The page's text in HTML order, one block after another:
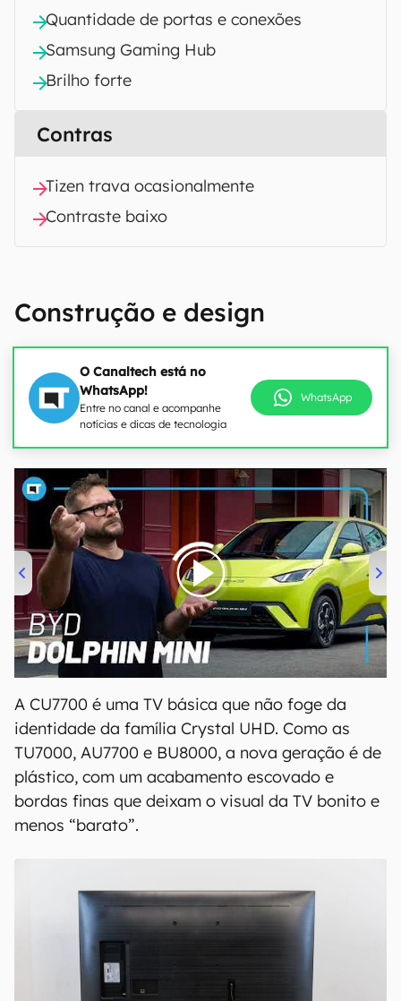
Quantidade de portas e conexões
Samsung Gaming Hub
Brilho forte
Contras
Tizen trava ocasionalmente
Contraste baixo
Construção e design
O Canaltech está no
WhatsApp!
Entre no canal e acompanhe
notícias e dicas de tecnologia
WhatsApp
00:00/04:07
A CU7700 é uma TV básica que não foge da
identidade da família Crystal UHD. Como as
TU7000, AU7700 e BU8000, a nova geração é de
plástico, com um acabamento escovado e
bordas finas que deixam o visual da TV bonito e
menos “barato”.